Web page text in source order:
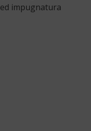
impugnatura